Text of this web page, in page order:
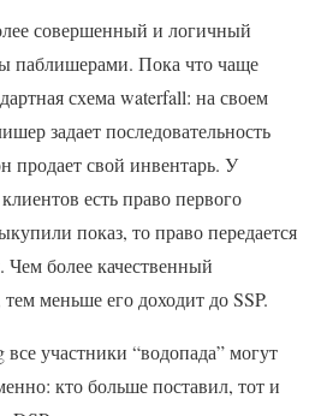
совершенный и логичный
паблишерами. Пока что чаще
схема waterfall: на своем
задает последовательность
продает свой инвентарь. У
есть право первого
показ, то право передается
более качественный
меньше его доходит до SSP.
участники “водопада” могут
кто больше поставил, тот и